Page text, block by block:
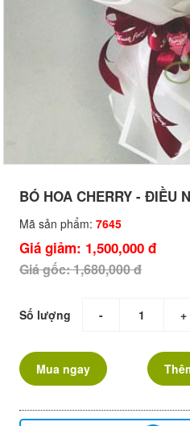
BÓ HOA CHERRY - ĐIỀU
Mã sản phẩm: 7645
Giá giảm: 1,500,000 đ
Giá gốc: 1,680,000 đ
Số lượng - +
Mua ngay